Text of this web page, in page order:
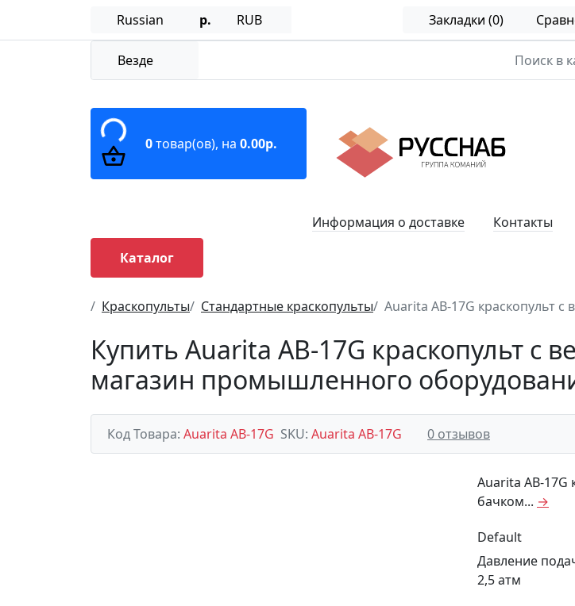
Russian р. RUB Закладки (0)
Везде
Информация о доставке Контакты
0товар(ов), на 0.00р.
Каталог
Краскопульты Стандартные краскопульты Auarita AB-17G краскопульт с
Купить Auarita AB-17G краскопульт с
магазин промышленного
Код Товара: Auarita AB-17G SKU: Auarita AB-17G 0 отзывов
Auarita AB-17G
бачком... →
Default
Давление
2,5 атм